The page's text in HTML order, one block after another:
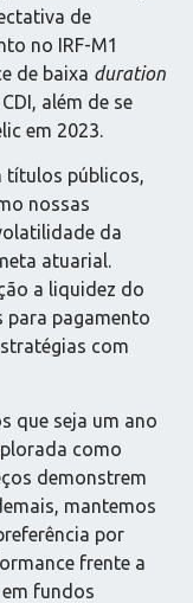
de
no IRF-M1
de baixa duration
além de se
em 2023.
títulos públicos,
nossas
da
atuarial.
a liquidez do
para pagamento
com
que seja um ano
como
demonstrem
mantemos
por
frente a
fundos